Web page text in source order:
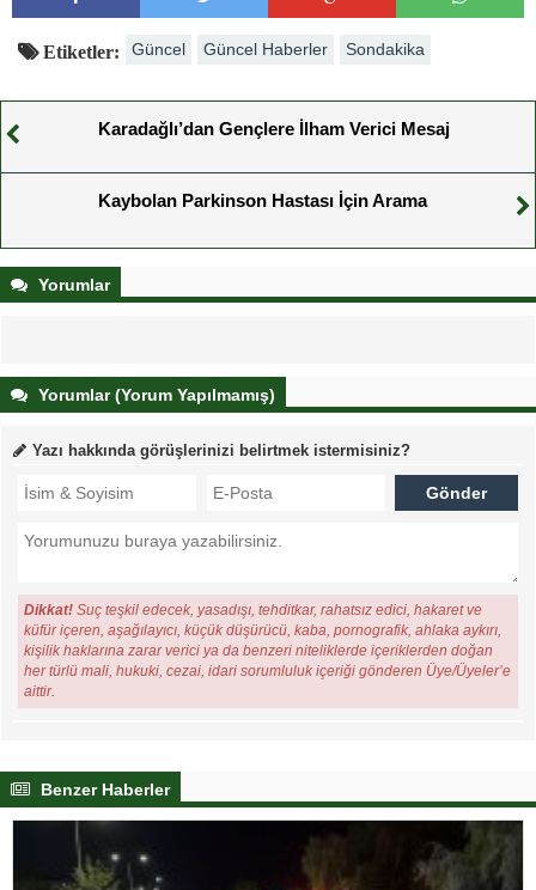
Etiketler: Güncel Güncel Haberler Sondakika
Karadağlı’dan Gençlere İlham Verici Mesaj
Kaybolan Parkinson Hastası İçin Arama
Yorumlar
Yorumlar (Yorum Yapılmamış)
Yazı hakkında görüşlerinizi belirtmek istermisiniz?
Dikkat! Suç teşkil edecek, yasadışı, tehditkar, rahatsız edici, hakaret ve
küfür içeren, aşağılayıcı, küçük düşürücü, kaba, pornografik, ahlaka aykırı,
kişilik haklarına zarar verici ya da benzeri niteliklerde içeriklerden doğan
her türlü mali, hukuki, cezai, idari sorumluluk içeriği gönderen Üye/Üyeler’e
aittir.
Benzer Haberler